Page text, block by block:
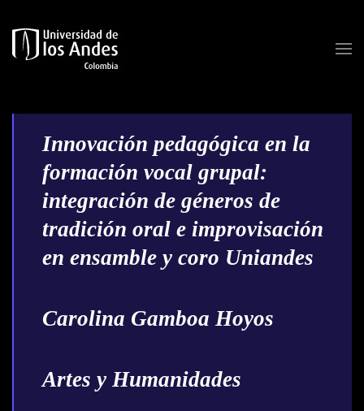
Skip to main content
Innovación pedagógica en la
formación vocal grupal:
integración de géneros de
tradición oral e improvisación
en ensamble y coro Uniandes
Carolina Gamboa Hoyos
Artes y Humanidades